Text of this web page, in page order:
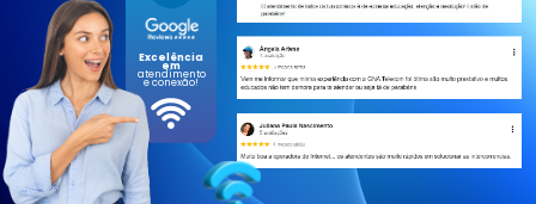
Excelência
em
atendimento
e conexão!